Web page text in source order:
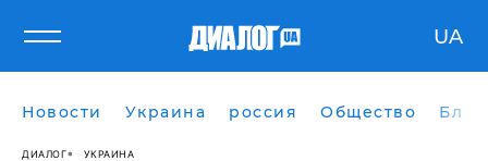
UA
Новости Украина россия Общество
ДИАЛОГ УКРАИНА